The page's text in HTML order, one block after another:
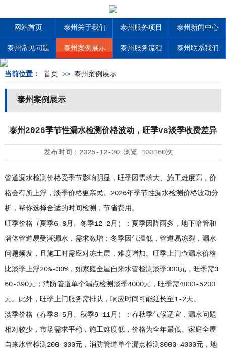
网站首页 泰州关于我们 泰州服务项目 泰州新闻中心
泰州常见问题 泰州案例展示 泰州服务流程 泰州联系我们
当前位置： 首页 >> 泰州案例展示
泰州案例展示
泰州2026季节性漏水检测价格波动，旺季vs淡季收费差异
发布时间： 2025-12-30浏览 133160次
管道漏水检测价格受季节影响明显，旺季因需求大、施工难度高，价
格会有所上浮，淡季价格更亲民。2026年季节性漏水检测价格波动分
析，帮你选择合适的时间检测，节省费用。
旺季价格（夏季6-8月、冬季12-2月）：夏季因降雨多，地下暗管和
墙体管道易受潮漏水，需求激增；冬季因气温低，管道易冻裂，漏水
问题频发，且施工时需应对冻土层，难度增加。旺季上门查漏水价格
比淡季上浮20%-30%，如家庭全屋自来水管检测淡季300元，旺季需3
60-390元；消防管道单个漏点检测淡季4000元，旺季需4800-5200
元。此外，旺季上门服务需排队，响应时间可能延长至1-2天。
淡季价格（春季3-5月、秋季9-11月）：春秋季气候适宜，漏水问题
相对较少，市场需求平稳，施工难度低，价格为全年最低。家庭全屋
自来水管检测200-300元，消防管道单个漏点检测3000-4000元，地